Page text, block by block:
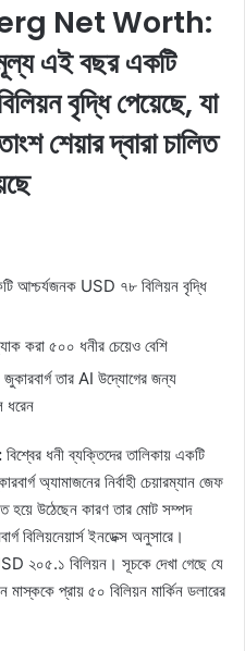
Net Worth:
এই বছর একটি
বৃদ্ধি পেয়েছে, যা
শেয়ার দ্বারা চালিত
আশ্চর্যজনক USD ৭৮ বিলিয়ন বৃদ্ধি
করা ৫০০ ধনীর চেয়েও বেশি
জুকারবার্গ তার AI উদ্যোগের জন্য
ধরেন
বিশ্বের ধনী ব্যক্তিদের তালিকায় একটি
অ্যামাজনের নির্বাহী চেয়ারম্যান জেফ
হয়ে উঠেছেন কারণ তার মোট সম্পদ
বিলিয়নেয়ার্স ইনডেক্স অনুসারে।
২০৫.১ বিলিয়ন। সূচকে দেখা গেছে যে
প্রায় ৫০ বিলিয়ন মার্কিন ডলারের